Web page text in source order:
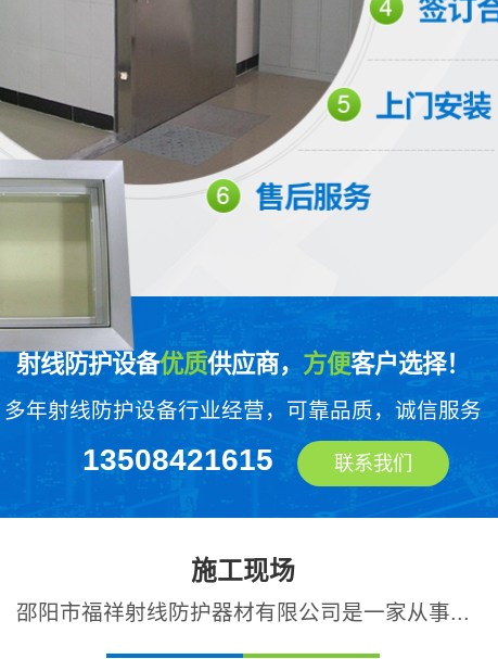
射线防护设备优质供应商， 方便客户选择！
多年射线防护设备行业经营，可靠品质，诚信服务
13508421615 联系我们
施工现场
邵阳市福祥射线防护器材有限公司是一家从事...